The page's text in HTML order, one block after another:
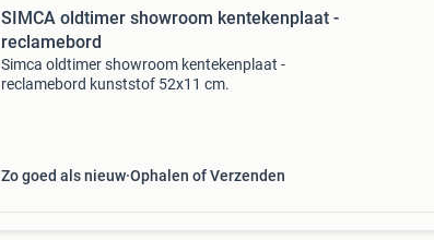
SIMCA oldtimer showroom kentekenplaat -
reclamebord
Simca oldtimer showroom kentekenplaat -
reclamebord kunststof 52x11 cm.
Zo goed als nieuw Ophalen of Verzenden